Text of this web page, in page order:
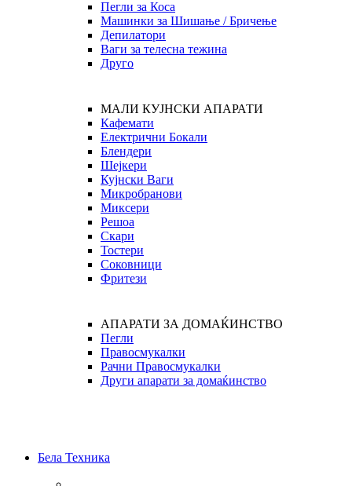
Пегли за Коса
Машинки за Шишање / Бричење
Депилатори
Ваги за телесна тежина
Друго
МАЛИ КУЈНСКИ АПАРАТИ
Кафемати
Електрични Бокали
Блендери
Шејкери
Кујнски Ваги
Микробранови
Миксери
Решоа
Скари
Тостери
Соковници
Фритези
АПАРАТИ ЗА ДОМАЌИНСТВО
Пегли
Правосмукалки
Рачни Правосмукалки
Други апарати за домаќинство
Бела Техника